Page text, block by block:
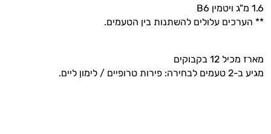
1.6 מ"ג ויטמין B6
** הערכים עלולים להשתנות בין הטעמים.
מארז מכיל 12 בקבוקים
מגיע ב-2 טעמים לבחירה: פירות טרופיים / לימון ליים.